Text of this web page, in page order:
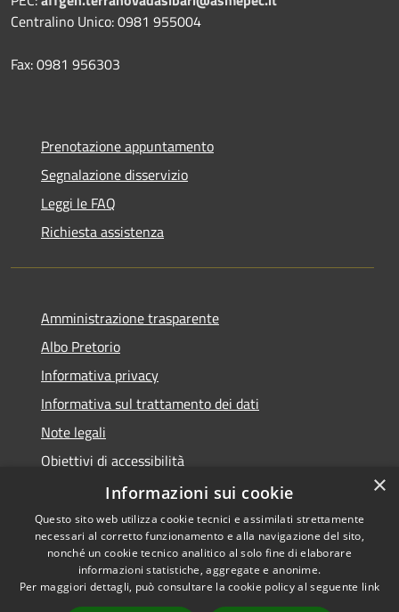
Centralino Unico: 0981 955004
Fax: 0981 956303
Prenotazione appuntamento
Segnalazione disservizio
Leggi le FAQ
Richiesta assistenza
Amministrazione trasparente
Albo Pretorio
Informativa privacy
Informativa sul trattamento dei dati
Note legali
Obiettivi di accessibilità
Dichiarazione di accessibilità
RSS
Accessibilità
Copyright © 2026 • Comune di
Terranova da Sibari • Powered
×
Informazioni sui cookie
Questo sito web utilizza cookie tecnici e assimilati strettamente
necessari al corretto funzionamento e alla navigazione del sito,
nonché un cookie tecnico analitico al solo fine di elaborare
informazioni statistiche, aggregate e anonime.
Per maggiori dettagli, può consultare la cookie policy al seguente link